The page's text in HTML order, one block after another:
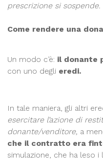
prescrizione si sospende.
Come rendere una
Un modo c’è: il donante
con uno degli eredi.
In tale maniera, gli altri
esercitare l’azione di
donante/venditore, a
che il contratto era
simulazione, che ha leso